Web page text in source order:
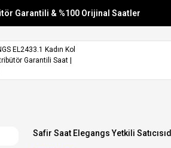
Garantili & %100 Orijinal Saatler
Farksız 6 Taksit
Stoktan Gönderim
Safir Saat Elegangs Yetkili